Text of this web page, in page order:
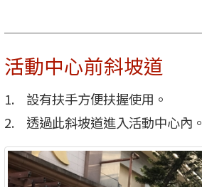
活動中心前斜坡道
設有扶手方便扶握使用。
透過此斜坡道進入活動中心內。